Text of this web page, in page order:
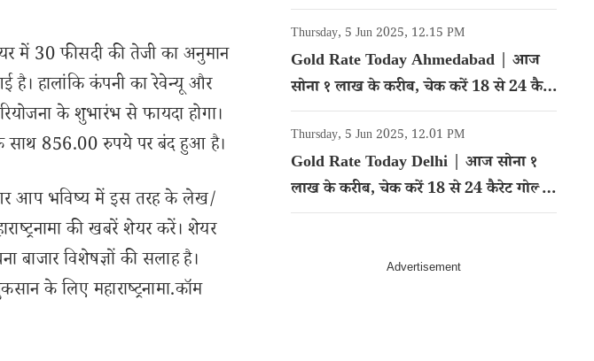
में 30 फीसदी की तेजी का अनुमान
है। हालांकि कंपनी का रेवेन्यू और
के शुभारंभ से फायदा होगा।
साथ 856.00 रुपये पर बंद हुआ है।
आप भविष्य में इस तरह के लेख/
की खबरें शेयर करें। शेयर
विशेषज्ञों की सलाह है।
के लिए महाराष्ट्रनामा.कॉम
कैरेट गोल्ड का रेट
Thursday, 5 Jun 2025, 12.15 PM
Gold Rate Today Ahmedabad | आज
सोना १ लाख के करीब, चेक करें 18 से 24 कैरेट
गोल्ड का रेट
Thursday, 5 Jun 2025, 12.01 PM
Gold Rate Today Delhi | आज सोना १
लाख के करीब, चेक करें 18 से 24 कैरेट गोल्ड
का रेट